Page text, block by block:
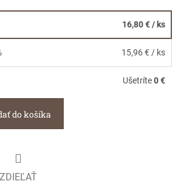
16,80 €/ ks
15,96 € / ks
Ušetríte0 €
do košíka
ZDIEĽAŤ